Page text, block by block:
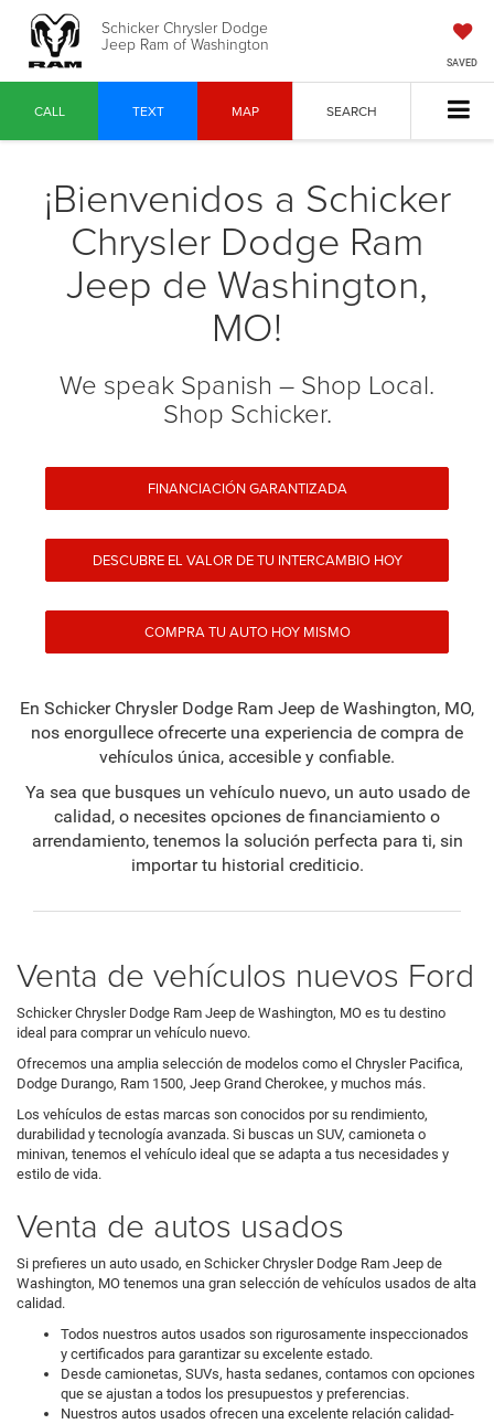
Schicker Chrysler Dodge
Jeep Ram of Washington
SAVED
CALL TEXT MAP SEARCH
¡Bienvenidos a Schicker
Chrysler Dodge Ram
Jeep de Washington,
MO!
We speak Spanish – Shop Local.
Shop Schicker.
FINANCIACIÓN GARANTIZADA
DESCUBRE EL VALOR DE TU INTERCAMBIO HOY
COMPRA TU AUTO HOY MISMO
En Schicker Chrysler Dodge Ram Jeep de Washington, MO,
nos enorgullece ofrecerte una experiencia de compra de
vehículos única, accesible y confiable.
Ya sea que busques un vehículo nuevo, un auto usado de
calidad, o necesites opciones de financiamiento o
arrendamiento, tenemos la solución perfecta para ti, sin
importar tu historial crediticio.
Venta de vehículos nuevos Ford
Schicker Chrysler Dodge Ram Jeep de Washington, MO es tu destino
ideal para comprar un vehículo nuevo.
Ofrecemos una amplia selección de modelos como el Chrysler Pacifica,
Dodge Durango, Ram 1500, Jeep Grand Cherokee, y muchos más.
Los vehículos de estas marcas son conocidos por su rendimiento,
durabilidad y tecnología avanzada. Si buscas un SUV, camioneta o
minivan, tenemos el vehículo ideal que se adapta a tus necesidades y
estilo de vida.
Venta de autos usados
Si prefieres un auto usado, en Schicker Chrysler Dodge Ram Jeep de
Washington, MO tenemos una gran selección de vehículos usados de alta
calidad.
Todos nuestros autos usados son rigurosamente inspeccionados
y certificados para garantizar su excelente estado.
Desde camionetas, SUVs, hasta sedanes, contamos con opciones
que se ajustan a todos los presupuestos y preferencias.
Nuestros autos usados ofrecen una excelente relación calidad-